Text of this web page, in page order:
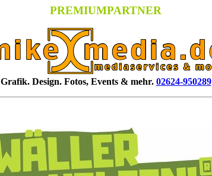
PREMIUMPARTNER
Grafik. Design. Fotos, Events & mehr. 02624-950289